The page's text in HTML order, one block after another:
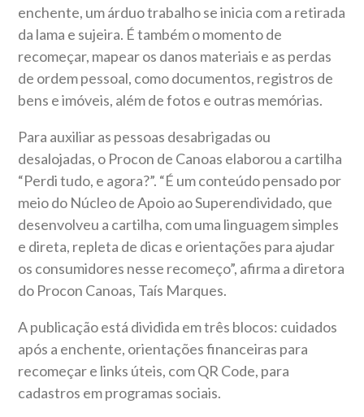
enchente, um árduo trabalho se inicia com a retirada
da lama e sujeira. É também o momento de
recomeçar, mapear os danos materiais e as perdas
de ordem pessoal, como documentos, registros de
bens e imóveis, além de fotos e outras memórias.
Para auxiliar as pessoas desabrigadas ou
desalojadas, o Procon de Canoas elaborou a cartilha
“Perdi tudo, e agora?”. “É um conteúdo pensado por
meio do Núcleo de Apoio ao Superendividado, que
desenvolveu a cartilha, com uma linguagem simples
e direta, repleta de dicas e orientações para ajudar
os consumidores nesse recomeço”, afirma a diretora
do Procon Canoas, Taís Marques.
A publicação está dividida em três blocos: cuidados
após a enchente, orientações financeiras para
recomeçar e links úteis, com QR Code, para
cadastros em programas sociais.